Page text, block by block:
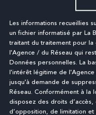
Les informations recueillies
un fichier informatisé par La
traitant du traitement pour
l'Agence / du Réseau qui
Données personnelles. La
l'intérêt légitime de l'Agence
jusqu'à demande de
Réseau. Conformément à la
disposez des droits
d’opposition, de limitation